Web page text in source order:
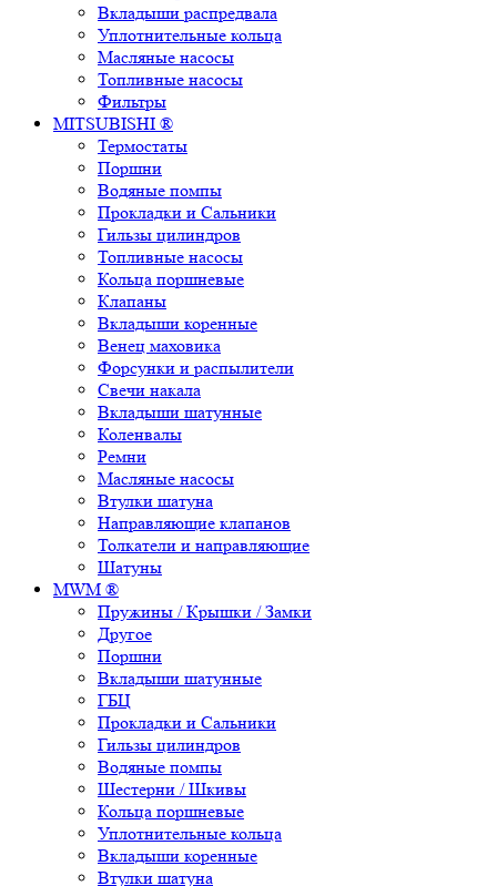
Вкладыши распредвала
Уплотнительные кольца
Масляные насосы
Топливные насосы
Фильтры
MITSUBISHI ®
Термостаты
Поршни
Водяные помпы
Прокладки и Сальники
Гильзы цилиндров
Топливные насосы
Кольца поршневые
Клапаны
Вкладыши коренные
Венец маховика
Форсунки и распылители
Свечи накала
Вкладыши шатунные
Коленвалы
Ремни
Масляные насосы
Втулки шатуна
Направляющие клапанов
Толкатели и направляющие
Шатуны
MWM ®
Пружины / Крышки / Замки
Другое
Поршни
Вкладыши шатунные
ГБЦ
Прокладки и Сальники
Гильзы цилиндров
Водяные помпы
Шестерни / Шкивы
Кольца поршневые
Уплотнительные кольца
Вкладыши коренные
Втулки шатуна